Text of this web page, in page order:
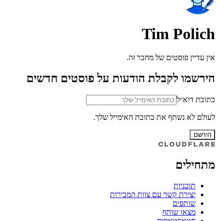
Tim Polich
אין עדיין פוסטים של מחבר זה.
הירשמו לקבלת הודעות על פוסטים חדשים
כתובת דוא״ל
לעולם לא נשתף את כתובת האימייל שלך.
הירשם
מתחילים
תוכניות
יצירת קשר עם צוות המכירות
שותפים
מצאו שותף